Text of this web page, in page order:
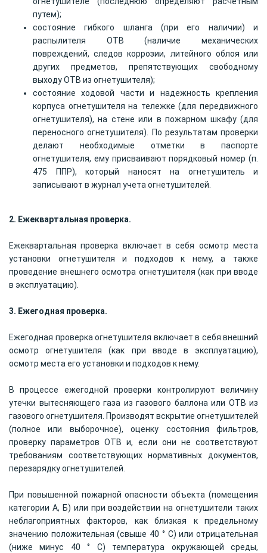
путем);
состояние гибкого шланга (при его наличии) и
распылителя ОТВ (наличие механических
повреждений, следов коррозии, литейного облоя или
других предметов, препятствующих свободному
выходу ОТВ из огнетушителя);
состояние ходовой части и надежность крепления
корпуса огнетушителя на тележке (для передвижного
огнетушителя), на стене или в пожарном шкафу (для
переносного огнетушителя). По результатам проверки
делают необходимые отметки в паспорте
огнетушителя, ему присваивают порядковый номер (п.
475 ППР), который наносят на огнетушитель и
записывают в журнал учета огнетушителей.
2. Ежеквартальная проверка.
Ежеквартальная проверка включает в себя осмотр места
установки огнетушителя и подходов к нему, а также
проведение внешнего осмотра огнетушителя (как при вводе
в эксплуатацию).
3. Ежегодная проверка.
Ежегодная проверка огнетушителя включает в себя внешний
осмотр огнетушителя (как при вводе в эксплуатацию),
осмотр места его установки и подходов к нему.
В процессе ежегодной проверки контролируют величину
утечки вытесняющего газа из газового баллона или ОТВ из
газового огнетушителя. Производят вскрытие огнетушителей
(полное или выборочное), оценку состояния фильтров,
проверку параметров ОТВ и, если они не соответствуют
требованиям соответствующих нормативных документов,
перезарядку огнетушителей.
При повышенной пожарной опасности объекта (помещения
категории А, Б) или при воздействии на огнетушители таких
неблагоприятных факторов, как близкая к предельному
значению положительная (свыше 40 ° С) или отрицательная
(ниже минус 40 ° С) температура окружающей среды,